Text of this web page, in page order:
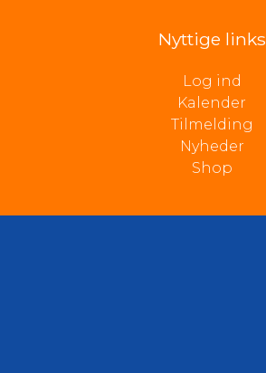
Nyttige links
Log ind
Kalender
Tilmelding
Nyheder
Shop